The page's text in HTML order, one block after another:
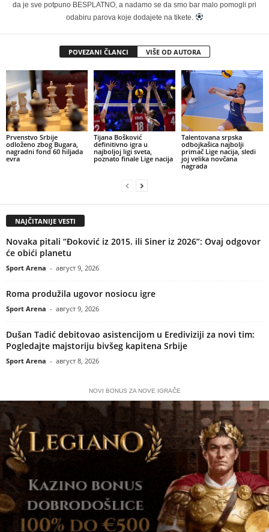
da je sve potpuno BESPLATNO, a nadamo se da smo bar malo pomogli pri
odabiru parova koje dodajete na tikete.
POVEZANI ČLANCI VIŠE OD AUTORA
Prvenstvo Srbije
odloženo zbog Bugara,
nagradni fond 60 hiljada
evra
Tijana Bošković
definitivno igra u
najboljoj ligi sveta,
poznato finale Lige nacija
Talentovana srpska
odbojkašica najbolji
primač Lige nacija, sledi
joj velika novčana
nagrada
NAJČITANIJE VESTI
Novaka pitali “Đoković iz 2015. ili Siner iz 2026”: Ovaj odgovor
će obići planetu
Sport Arena - август 9, 2026
Roma produžila ugovor nosiocu igre
Sport Arena - август 9, 2026
Dušan Tadić debitovao asistencijom u Erediviziji za novi tim:
Pogledajte majstoriju bivšeg kapitena Srbije
Sport Arena - август 8, 2026
NOVI BONUS ZA NOVE IGRAČE